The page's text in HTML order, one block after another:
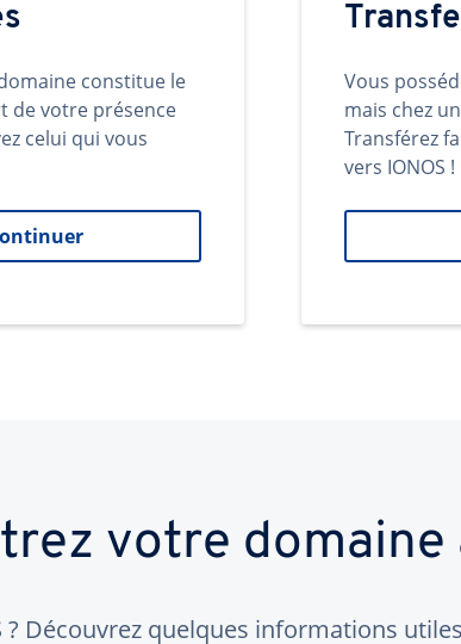
constitue le
de votre présence
celui qui vous
Vous
mais chez
Transférez
vers IONOS !
votre domaine
? Découvrez quelques informations